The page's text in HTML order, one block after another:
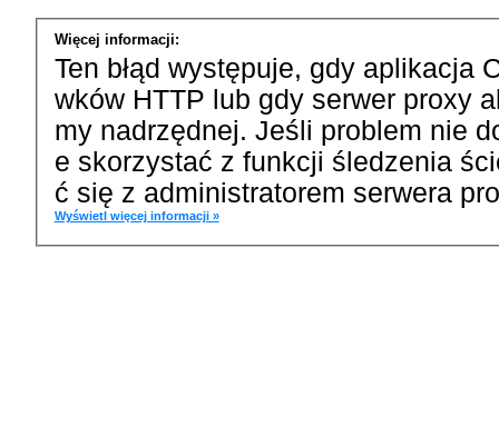
Więcej informacji:
Ten błąd występuje, gdy aplikacja
wków HTTP lub gdy serwer proxy
my nadrzędnej. Jeśli problem nie
e skorzystać z funkcji śledzenia
ć się z administratorem serwera
Wyświetl więcej informacji »